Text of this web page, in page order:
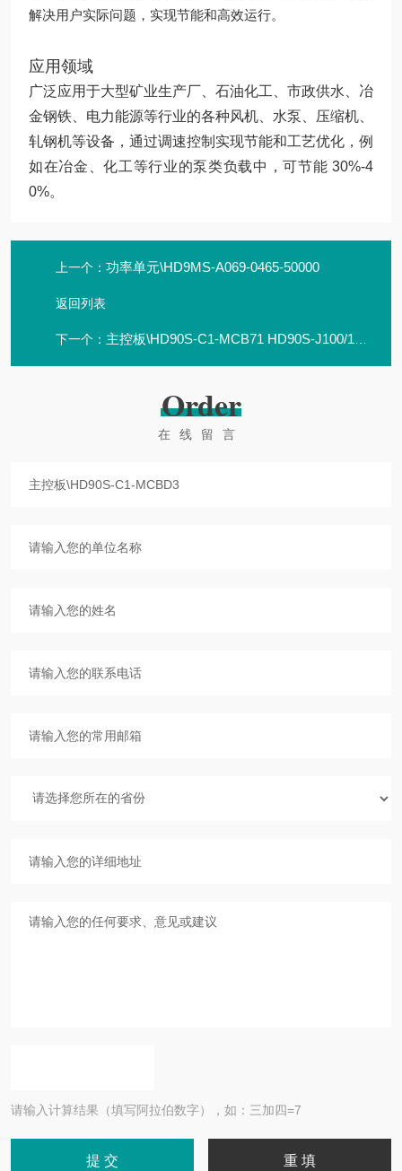
解决用户实际问题，实现节能和高效运行。
应用领域
广泛应用于大型矿业生产厂、石油化工、市政供水、冶
金钢铁、电力能源等行业的各种风机、水泵、压缩机、
轧钢机等设备，通过调速控制实现节能和工艺优化，例
如在冶金、化工等行业的泵类负载中，可节能 30%-4
0%。
上一个： 功率单元\HD9MS-A069-0465-50000
返回列表
下一个： 主控板\HD90S-C1-MCB71 HD90S-J100/1600-DB
Order
在线留言
请输入计算结果（填写阿拉伯数字），如：三加四=7